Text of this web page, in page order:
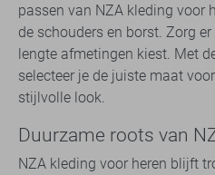
passen van NZA kleding voor
de schouders en borst. Zorg
lengte afmetingen kiest. Met
selecteer je de juiste maat
stijlvolle look.
Duurzame roots van
NZA kleding voor heren blijft